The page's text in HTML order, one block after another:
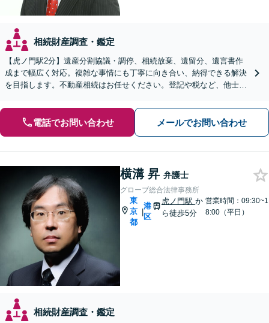
相続財産調査・鑑定
【虎ノ門駅2分】遺産分割協議・調停、相続放棄、遺留分、遺言書作
成まで幅広く対応。複雑な事情にも丁寧に向き合い、納得できる解決
を目指します。不動産相続はお任せください。登記や税など、他士業
電話でお問い合わせ メールでお問い合わせ
横溝 昇 弁護士
グローブ総合法律事務所
東
京
都
|
港
区
虎ノ門駅 か
ら徒歩5分
営業時間：09:30~1
8:00（平日）
相続財産調査・鑑定